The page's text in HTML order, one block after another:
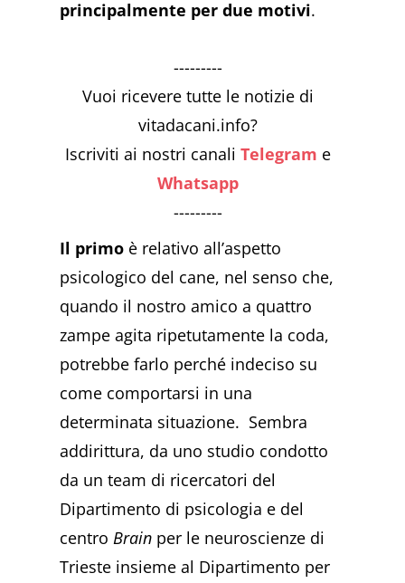
principalmente per due motivi.
---------
Vuoi ricevere tutte le notizie di
vitadacani.info?
Iscriviti ai nostri canaliTelegram e
Whatsapp
---------
Il primo è relativo all’aspetto
psicologico del cane, nel senso che,
quando il nostro amico a quattro
zampe agita ripetutamente la coda,
potrebbe farlo perché indeciso su
come comportarsi in una
determinata situazione. Sembra
addirittura, da uno studio condotto
da un team di ricercatori del
Dipartimento di psicologia e del
centroBrain per le neuroscienze di
Trieste insieme al Dipartimento per